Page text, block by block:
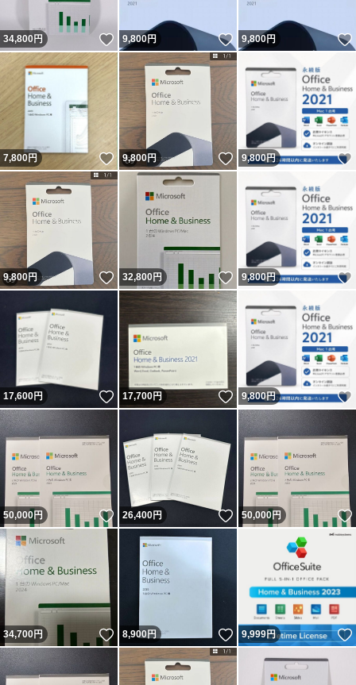
34,800円 いいね！
9,800円 いいね！
9,800円
7,800円 いいね！
9,800円 いいね！
9,800円
9,800円 いいね！
32,800円 いいね！
9,800円
17,600円 いいね！
17,700円 いいね！
9,800円
50,000円 いいね！
26,400円 いいね！
50,000円
34,700円 いいね！
8,900円 いいね！
9,999円